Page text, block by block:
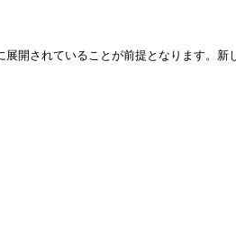
開されていることが前提となります。